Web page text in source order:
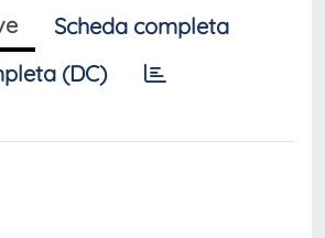
Scheda completa
(DC)